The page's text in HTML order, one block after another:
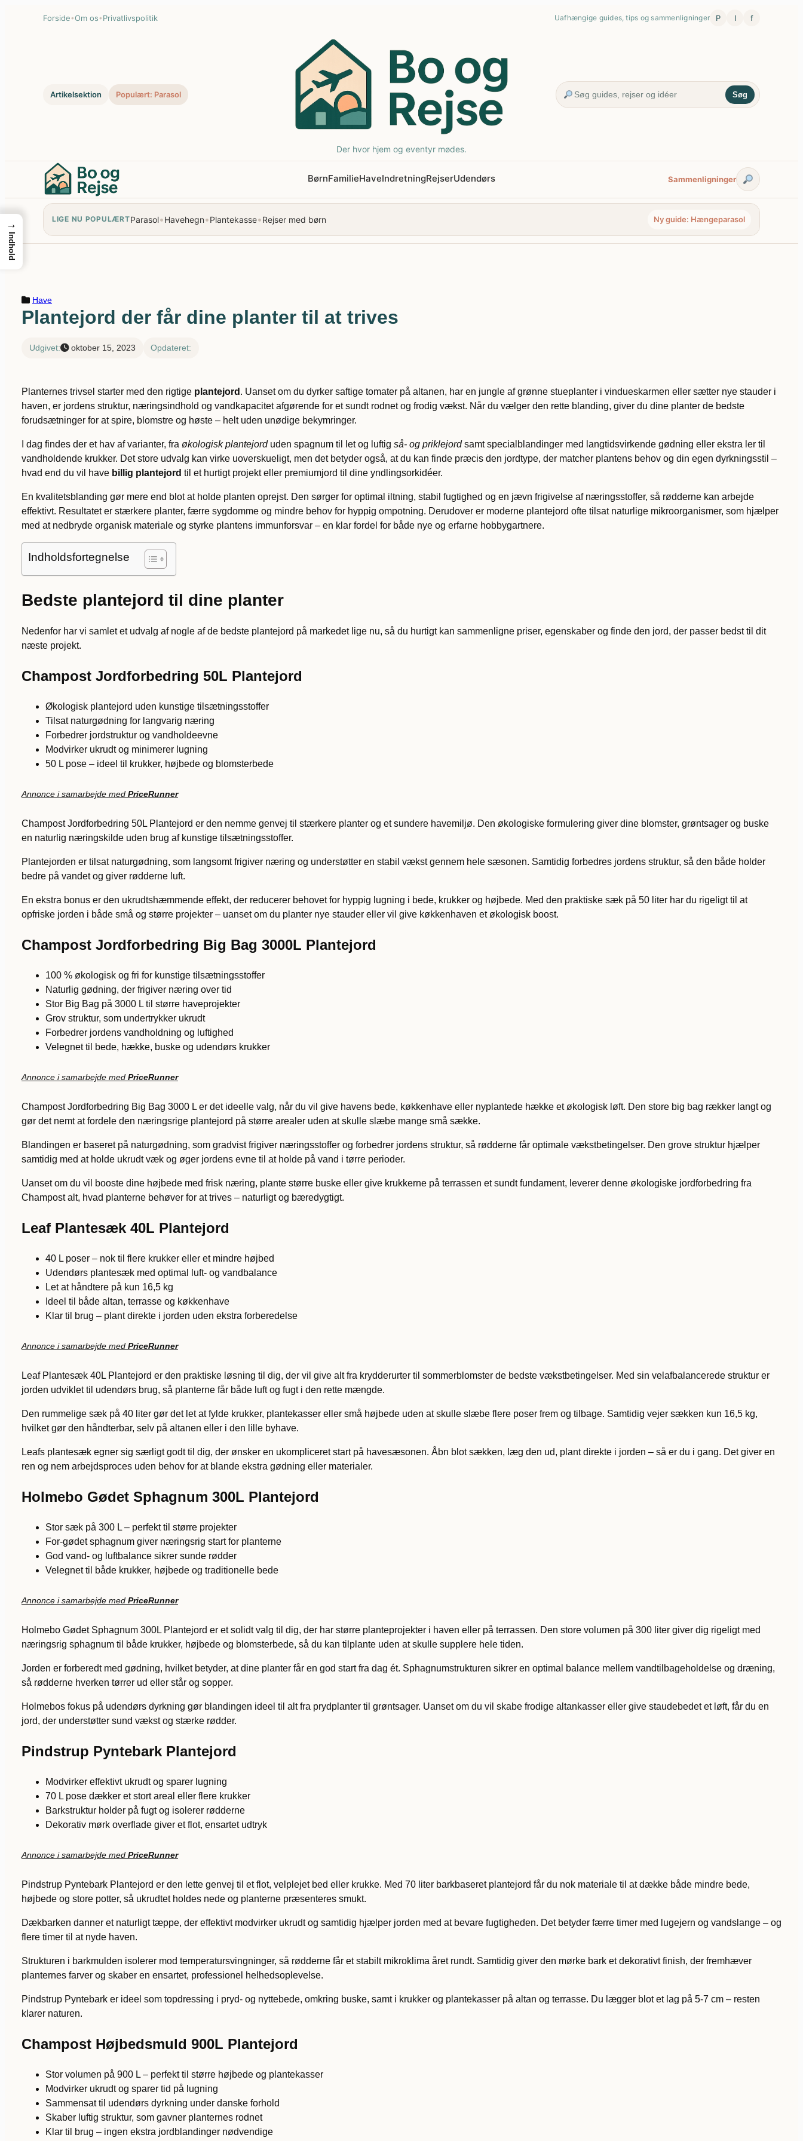
Forside•Om os• Privatlivspolitik Uafhængige guides, tips og sammenligninger P I f
Artikelsektion Populært: Parasol
Der hvor hjem og eventyr mødes.
Søg
BørnFamilieHaveIndretningRejserUdendørs Sammenligninger
LIGE NU POPULÆRTParasol•Havehegn•Plantekasse•Rejser med børn Ny guide: Hængeparasol
Have
Plantejord der får dine planter til at trives
Udgivet: oktober 15, 2023 Opdateret:
Planternes trivsel starter med den rigtige plantejord . Uanset om du dyrker saftige tomater på altanen, har en jungle af grønne stueplanter i vindueskarmen eller sætter nye stauder i
haven, er jordens struktur, næringsindhold og vandkapacitet afgørende for et sundt rodnet og frodig vækst. Når du vælger den rette blanding, giver du dine planter de bedste
forudsætninger for at spire, blomstre og høste – helt uden unødige bekymringer.
I dag findes der et hav af varianter, fra økologisk plantejorduden spagnum til let og luftig så- og priklejordsamt specialblandinger med langtidsvirkende gødning eller ekstra ler til
vandholdende krukker. Det store udvalg kan virke uoverskueligt, men det betyder også, at du kan finde præcis den jordtype, der matcher plantens behov og din egen dyrkningsstil –
hvad end du vil have billig plantejord til et hurtigt projekt eller premiumjord til dine yndlingsorkidéer.
En kvalitetsblanding gør mere end blot at holde planten oprejst. Den sørger for optimal iltning, stabil fugtighed og en jævn frigivelse af næringsstoffer, så rødderne kan arbejde
effektivt. Resultatet er stærkere planter, færre sygdomme og mindre behov for hyppig ompotning. Derudover er moderne plantejord ofte tilsat naturlige mikroorganismer, som hjælper
med at nedbryde organisk materiale og styrke plantens immunforsvar – en klar fordel for både nye og erfarne hobbygartnere.
Indholdsfortegnelse
Bedste plantejord til dine planter
Nedenfor har vi samlet et udvalg af nogle af de bedste plantejord på markedet lige nu, så du hurtigt kan sammenligne priser, egenskaber og finde den jord, der passer bedst til dit
næste projekt.
Champost Jordforbedring 50L Plantejord
Økologisk plantejord uden kunstige tilsætningsstoffer
Tilsat naturgødning for langvarig næring
Forbedrer jordstruktur og vandholdeevne
Modvirker ukrudt og minimerer lugning
50 L pose – ideel til krukker, højbede og blomsterbede
Annonce i samarbejde med PriceRunner
Champost Jordforbedring 50L Plantejord er den nemme genvej til stærkere planter og et sundere havemiljø. Den økologiske formulering giver dine blomster, grøntsager og buske
en naturlig næringskilde uden brug af kunstige tilsætningsstoffer.
Plantejorden er tilsat naturgødning, som langsomt frigiver næring og understøtter en stabil vækst gennem hele sæsonen. Samtidig forbedres jordens struktur, så den både holder
bedre på vandet og giver rødderne luft.
En ekstra bonus er den ukrudtshæmmende effekt, der reducerer behovet for hyppig lugning i bede, krukker og højbede. Med den praktiske sæk på 50 liter har du rigeligt til at
opfriske jorden i både små og større projekter – uanset om du planter nye stauder eller vil give køkkenhaven et økologisk boost.
Champost Jordforbedring Big Bag 3000L Plantejord
100 % økologisk og fri for kunstige tilsætningsstoffer
Naturlig gødning, der frigiver næring over tid
Stor Big Bag på 3000 L til større haveprojekter
Grov struktur, som undertrykker ukrudt
Forbedrer jordens vandholdning og luftighed
Velegnet til bede, hække, buske og udendørs krukker
Annonce i samarbejde med PriceRunner
Champost Jordforbedring Big Bag 3000 L er det ideelle valg, når du vil give havens bede, køkkenhave eller nyplantede hække et økologisk løft. Den store big bag rækker langt og
gør det nemt at fordele den næringsrige plantejord på større arealer uden at skulle slæbe mange små sække.
Blandingen er baseret på naturgødning, som gradvist frigiver næringsstoffer og forbedrer jordens struktur, så rødderne får optimale vækstbetingelser. Den grove struktur hjælper
samtidig med at holde ukrudt væk og øger jordens evne til at holde på vand i tørre perioder.
Uanset om du vil booste dine højbede med frisk næring, plante større buske eller give krukkerne på terrassen et sundt fundament, leverer denne økologiske jordforbedring fra
Champost alt, hvad planterne behøver for at trives – naturligt og bæredygtigt.
Leaf Plantesæk 40L Plantejord
40 L poser – nok til flere krukker eller et mindre højbed
Udendørs plantesæk med optimal luft- og vandbalance
Let at håndtere på kun 16,5 kg
Ideel til både altan, terrasse og køkkenhave
Klar til brug – plant direkte i jorden uden ekstra forberedelse
Annonce i samarbejde med PriceRunner
Leaf Plantesæk 40L Plantejord er den praktiske løsning til dig, der vil give alt fra krydderurter til sommerblomster de bedste vækstbetingelser. Med sin velafbalancerede struktur er
jorden udviklet til udendørs brug, så planterne får både luft og fugt i den rette mængde.
Den rummelige sæk på 40 liter gør det let at fylde krukker, plantekasser eller små højbede uden at skulle slæbe flere poser frem og tilbage. Samtidig vejer sækken kun 16,5 kg,
hvilket gør den håndterbar, selv på altanen eller i den lille byhave.
Leafs plantesæk egner sig særligt godt til dig, der ønsker en ukompliceret start på havesæsonen. Åbn blot sækken, læg den ud, plant direkte i jorden – så er du i gang. Det giver en
ren og nem arbejdsproces uden behov for at blande ekstra gødning eller materialer.
Holmebo Gødet Sphagnum 300L Plantejord
Stor sæk på 300 L – perfekt til større projekter
For-gødet sphagnum giver næringsrig start for planterne
God vand- og luftbalance sikrer sunde rødder
Velegnet til både krukker, højbede og traditionelle bede
Annonce i samarbejde med PriceRunner
Holmebo Gødet Sphagnum 300L Plantejord er et solidt valg til dig, der har større planteprojekter i haven eller på terrassen. Den store volumen på 300 liter giver dig rigeligt med
næringsrig sphagnum til både krukker, højbede og blomsterbede, så du kan tilplante uden at skulle supplere hele tiden.
Jorden er forberedt med gødning, hvilket betyder, at dine planter får en god start fra dag ét. Sphagnumstrukturen sikrer en optimal balance mellem vandtilbageholdelse og dræning,
så rødderne hverken tørrer ud eller står og sopper.
Holmebos fokus på udendørs dyrkning gør blandingen ideel til alt fra prydplanter til grøntsager. Uanset om du vil skabe frodige altankasser eller give staudebedet et løft, får du en
jord, der understøtter sund vækst og stærke rødder.
Pindstrup Pyntebark Plantejord
Modvirker effektivt ukrudt og sparer lugning
70 L pose dækker et stort areal eller flere krukker
Barkstruktur holder på fugt og isolerer rødderne
Dekorativ mørk overflade giver et flot, ensartet udtryk
Annonce i samarbejde med PriceRunner
Pindstrup Pyntebark Plantejord er den lette genvej til et flot, velplejet bed eller krukke. Med 70 liter barkbaseret plantejord får du nok materiale til at dække både mindre bede,
højbede og store potter, så ukrudtet holdes nede og planterne præsenteres smukt.
Dækbarken danner et naturligt tæppe, der effektivt modvirker ukrudt og samtidig hjælper jorden med at bevare fugtigheden. Det betyder færre timer med lugejern og vandslange – og
flere timer til at nyde haven.
Strukturen i barkmulden isolerer mod temperatursvingninger, så rødderne får et stabilt mikroklima året rundt. Samtidig giver den mørke bark et dekorativt finish, der fremhæver
planternes farver og skaber en ensartet, professionel helhedsoplevelse.
Pindstrup Pyntebark er ideel som topdressing i pryd- og nyttebede, omkring buske, samt i krukker og plantekasser på altan og terrasse. Du lægger blot et lag på 5-7 cm – resten
klarer naturen.
Champost Højbedsmuld 900L Plantejord
Stor volumen på 900 L – perfekt til større højbede og plantekasser
Modvirker ukrudt og sparer tid på lugning
Sammensat til udendørs dyrkning under danske forhold
Skaber luftig struktur, som gavner planternes rodnet
Klar til brug – ingen ekstra jordblandinger nødvendige
→
Indhold